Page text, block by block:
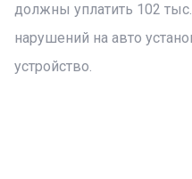
должны уплатить 102
нарушений на авто
устройство.